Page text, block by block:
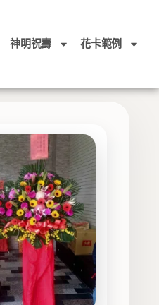
神明祝壽 花卡範例